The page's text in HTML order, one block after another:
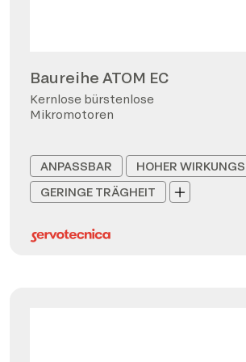
Baureihe ATOM EC
Kernlose bürstenlose
Mikromotoren
ANPASSBAR
HOHER
GERINGE TRÄGHEIT